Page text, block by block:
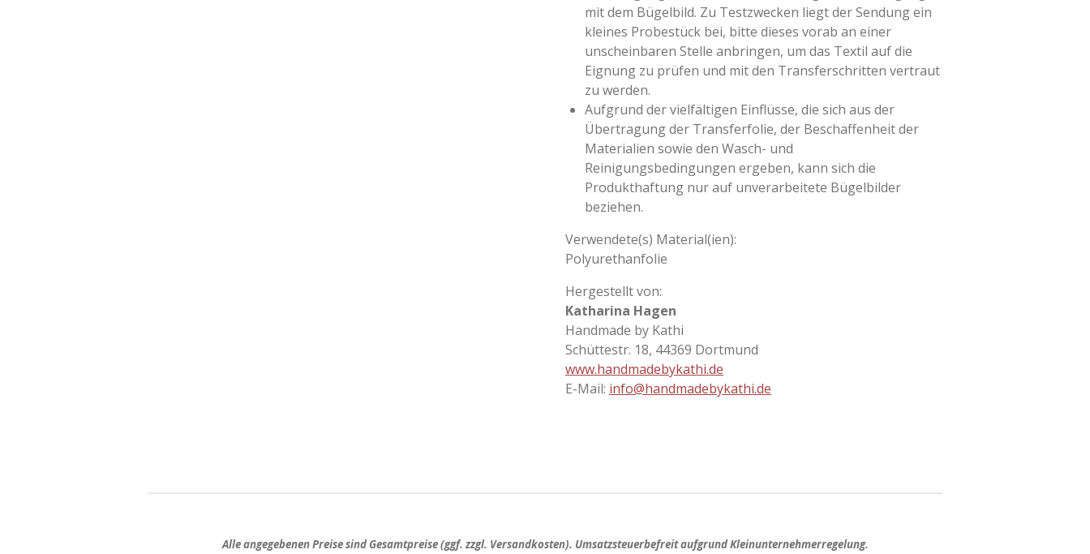
mit dem Bügelbild. Zu Testzwecken liegt der Sendung ein
kleines Probestück bei, bitte dieses vorab an einer
unscheinbaren Stelle anbringen, um das Textil auf die
Eignung zu prüfen und mit den Transferschritten vertraut
zu werden.
Aufgrund der vielfältigen Einflüsse, die sich aus der
Übertragung der Transferfolie, der Beschaffenheit der
Materialien sowie den Wasch- und
Reinigungsbedingungen ergeben, kann sich die
Produkthaftung nur auf unverarbeitete Bügelbilder
beziehen.
Verwendete(s) Material(ien):
Polyurethanfolie
Hergestellt von:
Katharina Hagen
Handmade by Kathi
Schüttestr. 18, 44369 Dortmund
www.handmadebykathi.de
E-Mail: info@handmadebykathi.de
Alle angegebenen Preise sindGesamtpreise(ggf. zzgl. Versandkosten). Umsatzsteuerbefreit aufgrund Kleinunternehmerregelung.